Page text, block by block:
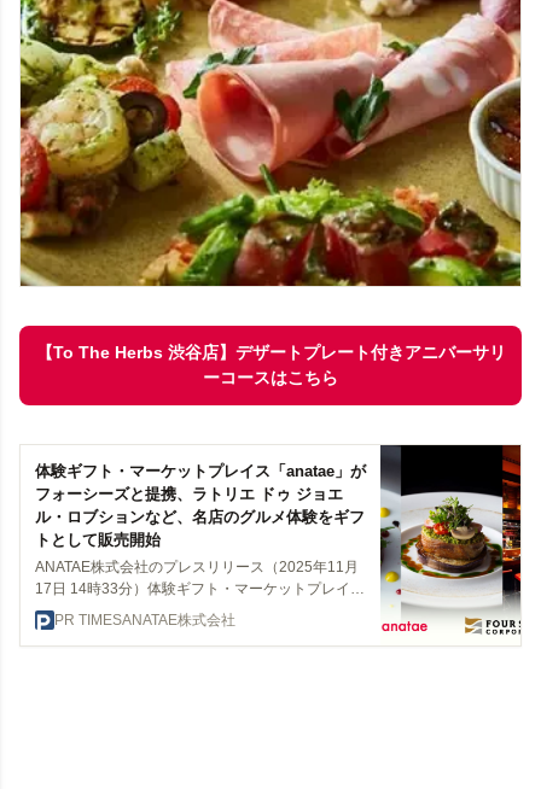
【To The Herbs 渋谷店】デザートプレート付きアニバーサリ
ーコースはこちら
体験ギフト・マーケットプレイス「anatae」が
フォーシーズと提携、ラトリエ ドゥ ジョエ
ル・ロブションなど、名店のグルメ体験をギフ
トとして販売開始
ANATAE株式会社のプレスリリース（2025年11月
17日 14時33分）体験ギフト・マーケットプレイス
「anatae」がフォーシーズと提携、ラトリエ ドゥ
ジョエル・ロブションなど、名店のグルメ体験を
PR TIMESANATAE株式会社